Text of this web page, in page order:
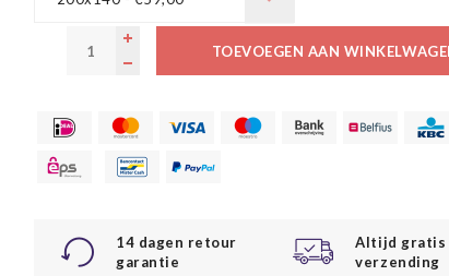
TOEVOEGEN AAN
14 dagen retour
garantie
Altijd gratis
verzending